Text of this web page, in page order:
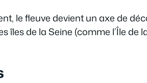
le fleuve devient un axe de
îles de la Seine (comme l’Île de